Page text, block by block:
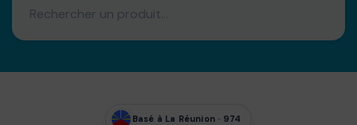
Basé à La Réunion · 974